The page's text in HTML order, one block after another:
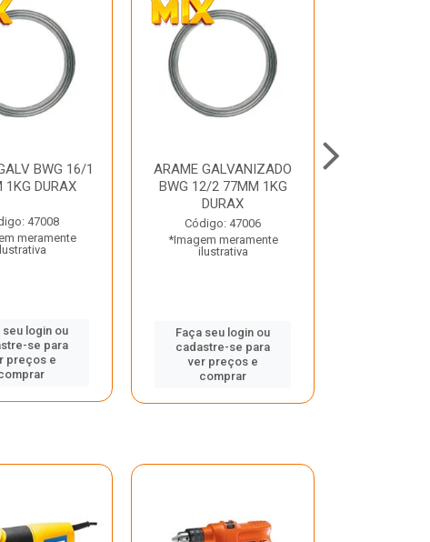
BWG 16/1
1KG DURAX
47008
meramente
seu login ou
se para
preços e
ARAME GALVANIZADO
BWG 12/2 77MM 1KG
DURAX
Código: 47006
*Imagem meramente
ilustrativa
Faça seu login ou
cadastre-se para
ver preços e
comprar